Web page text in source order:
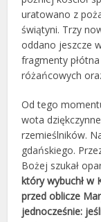
uratowano z
świątyni. Trzy
oddano jeszcze
fragmenty
różańcowych
Od tego
wota
rzemieślników.
gdańskiego.
Bożej szukał
który wybuchł w
przed oblicze
jednocześnie: